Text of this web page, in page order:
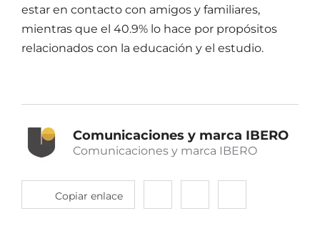
estar en contacto con amigos y familiares,
mientras que el 40.9% lo hace por propósitos
relacionados con la educación y el estudio.
Comunicaciones y marca IBERO
Comunicaciones y marca IBERO
Copiar enlace